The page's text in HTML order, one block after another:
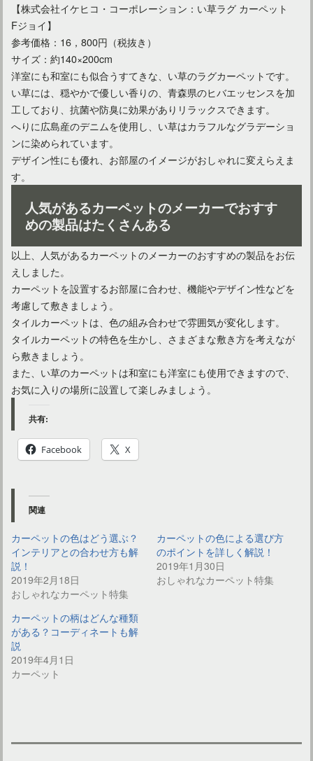
【株式会社イケヒコ・コーポレーション：い草ラグ カーペット
Fジョイ】
参考価格：16，800円（税抜き）
サイズ：約140×200cm
洋室にも和室にも似合うすてきな、い草のラグカーペットです。
い草には、穏やかで優しい香りの、青森県のヒバエッセンスを加
工しており、抗菌や防臭に効果がありリラックスできます。
へりに広島産のデニムを使用し、い草はカラフルなグラデーショ
ンに染められています。
デザイン性にも優れ、お部屋のイメージがおしゃれに変えらえま
す。
人気があるカーペットのメーカーでおすす
めの製品はたくさんある
以上、人気があるカーペットのメーカーのおすすめの製品をお伝
えしました。
カーペットを設置するお部屋に合わせ、機能やデザイン性などを
考慮して敷きましょう。
タイルカーペットは、色の組み合わせで雰囲気が変化します。
タイルカーペットの特色を生かし、さまざまな敷き方を考えなが
ら敷きましょう。
また、い草のカーペットは和室にも洋室にも使用できますので、
お気に入りの場所に設置して楽しみましょう。
共有:
Facebook X
関連
カーペットの色はどう選ぶ？
インテリアとの合わせ方も解
説！
2019年2月18日
おしゃれなカーペット特集
カーペットの色による選び方
のポイントを詳しく解説！
2019年1月30日
おしゃれなカーペット特集
カーペットの柄はどんな種類
がある？コーディネートも解
説
2019年4月1日
カーペット